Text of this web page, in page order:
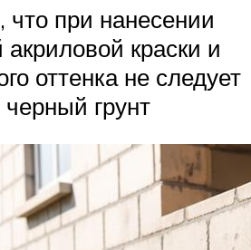
что при нанесении
краски и
оттенка не следует
грунт